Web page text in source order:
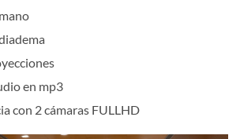
en mp3
con 2 cámaras FULLHD